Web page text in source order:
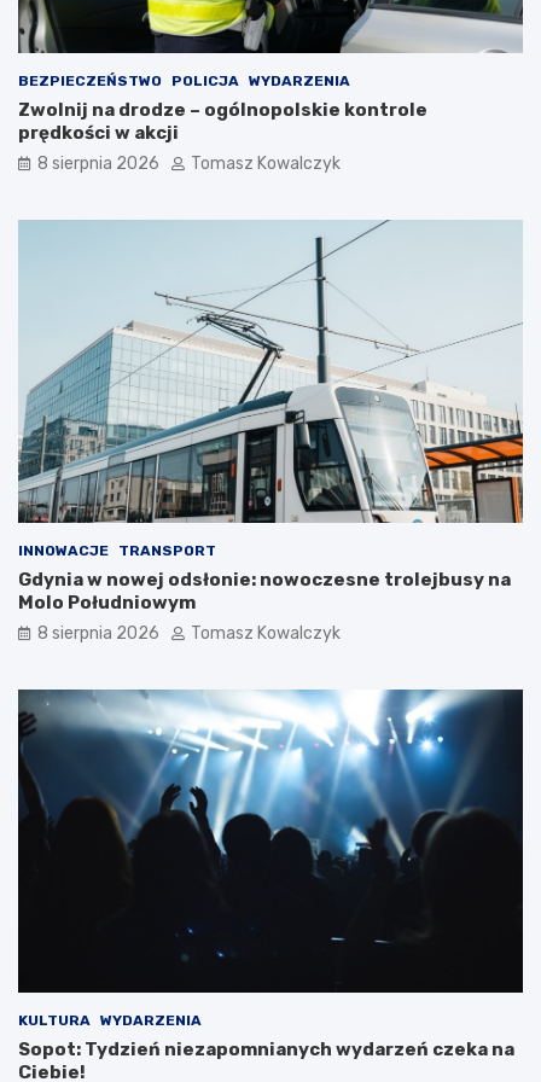
w
a
t
o
s
i
ć
?
t
n
m
c
i
e
BEZPIECZEŃSTWO POLICJA WYDARZENIA
Zwolnij na drodze – ogólnopolskie kontrole
prędkości w akcji
8 sierpnia 2026 Tomasz Kowalczyk
INNOWACJE TRANSPORT
Gdynia w nowej odsłonie: nowoczesne trolejbusy na
Molo Południowym
8 sierpnia 2026 Tomasz Kowalczyk
KULTURA WYDARZENIA
Sopot: Tydzień niezapomnianych wydarzeń czeka na
Ciebie!